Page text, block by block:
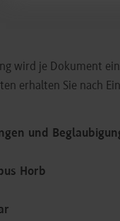
wird je Dokument
erhalten Sie nach
und
Horb